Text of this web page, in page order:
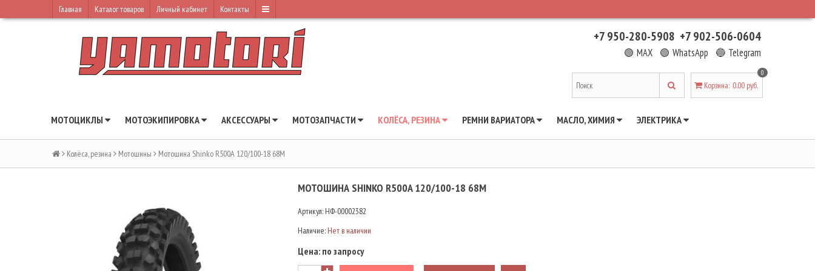
Главная Каталог товаров Личный кабинет Контакты
+7 950-280-5908 +7 902-506-0604
🟢 MAX 🟢 WhatsApp 🔵 Telegram
Корзина:
0
0.00 руб.
МОТОЦИКЛЫ МОТОЭКИПИРОВКА АКСЕССУАРЫ МОТОЗАПЧАСТИ КОЛЁСА, РЕЗИНА РЕМНИ ВАРИАТОРА МАСЛО, ХИМИЯ ЭЛЕКТРИКА
Колёса, резина Мотошины Мотошина Shinko R500A 120/100-18 68M
МОТОШИНА SHINKO R500A 120/100-18 68M
Артикул: НФ-00002382
Наличие: Нет в наличии
Цена: по запросу